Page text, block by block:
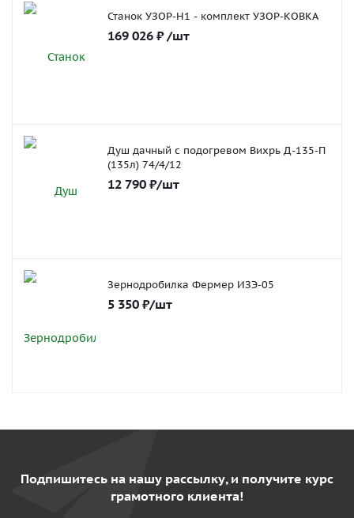
Станок УЗОР-Н1 - комплект УЗОР-КОВКА
169 026 ₽ /шт
Душ дачный с подогревом Вихрь Д-135-П
(135л) 74/4/12
12 790 ₽/шт
Зернодробилка Фермер ИЗЭ-05
5 350 ₽/шт
Подпишитесь на нашу рассылку, и получите курс
грамотного клиента!